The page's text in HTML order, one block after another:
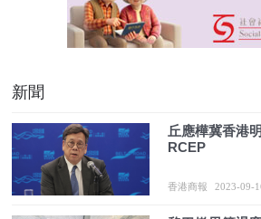
新聞
丘應樺冀香港
RCEP
香港商報 2023-09-